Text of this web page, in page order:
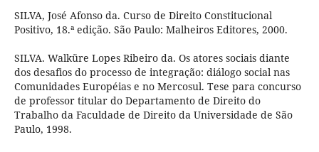
SILVA, José Afonso da. Curso de Direito Constitucional
Positivo, 18.ª edição. São Paulo: Malheiros Editores, 2000.
SILVA. Walküre Lopes Ribeiro da. Os atores sociais diante
dos desafios do processo de integração: diálogo social nas
Comunidades Européias e no Mercosul. Tese para concurso
de professor titular do Departamento de Direito do
Trabalho da Faculdade de Direito da Universidade de São
Paulo, 1998.